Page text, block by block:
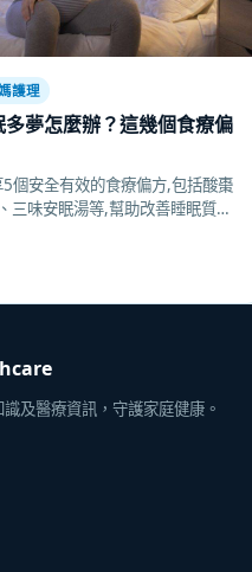
護理
夢怎麼辦？這幾個食療偏
個安全有效的食療偏方,包括酸棗
三味安眠湯等,幫助改善睡眠質素,
及醫療資訊，守護家庭健康。